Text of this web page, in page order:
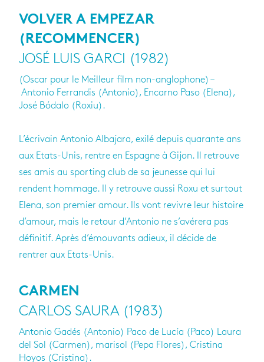
VOLVER A EMPEZAR
(RECOMMENCER)
JOSÉ LUIS GARCI (1982)
(Oscar pour le Meilleur film non-anglophone) –
Antonio Ferrandis (Antonio), Encarno Paso (Elena),
José Bódalo (Roxiu).
L’écrivain Antonio Albajara, exilé depuis quarante ans
aux Etats-Unis, rentre en Espagne à Gijon. Il retrouve
ses amis au sporting club de sa jeunesse qui lui
rendent hommage. Il y retrouve aussi Roxu et surtout
Elena, son premier amour. Ils vont revivre leur histoire
d’amour, mais le retour d’Antonio ne s’avérera pas
définitif. Après d’émouvants adieux, il décide de
rentrer aux Etats-Unis.
CARMEN
CARLOS SAURA (1983)
Antonio Gadés (Antonio) Paco de Lucía (Paco) Laura
del Sol (Carmen), marisol (Pepa Flores), Cristina
Hoyos (Cristina).